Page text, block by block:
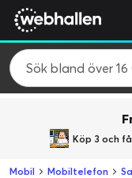
Köp 3 och
Mobil Mobiltelefon